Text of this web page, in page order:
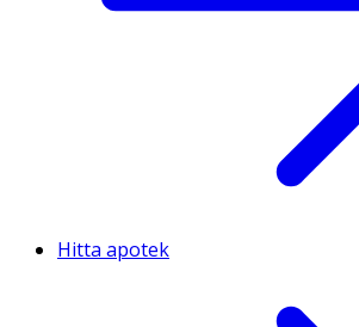
Hitta apotek